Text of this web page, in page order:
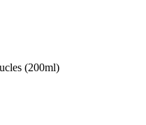
(200ml)